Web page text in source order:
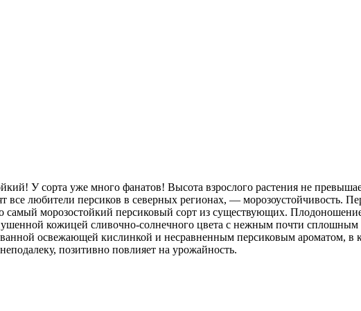
У сорта уже много фанатов! Высота взрослого растения не
все любители персиков в северных регионах, — морозоустойчивость.
самый морозостойкий персиковый сорт из существующих.
кожицей сливочно-солнечного цвета с нежным почти
освежающей кислинкой и несравненным персиковым ароматом, в
позитивно повлияет на урожайность.